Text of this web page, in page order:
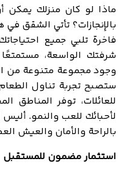
ماذا لو كان منزلك يمكن
بالإنجازات؟ تأتي الشقق
فاخرة تلبي جميع
شرفتك الواسعة، مستمتعًا
وجود مجموعة متنوعة من
ستصبح تجربة تناول
للعائلات، توفر المناطق
لأحبائك للعب والنمو.
بالراحة والأمان والعيش
استثمار مضمون للمستقبل